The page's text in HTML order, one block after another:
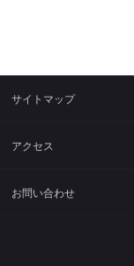
サイトマップ
アクセス
お問い合わせ